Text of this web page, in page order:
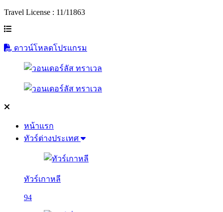
Travel License : 11/11863
ดาวน์โหลดโปรแกรม
หน้าแรก
ทัวร์ต่างประเทศ
ทัวร์เกาหลี
94